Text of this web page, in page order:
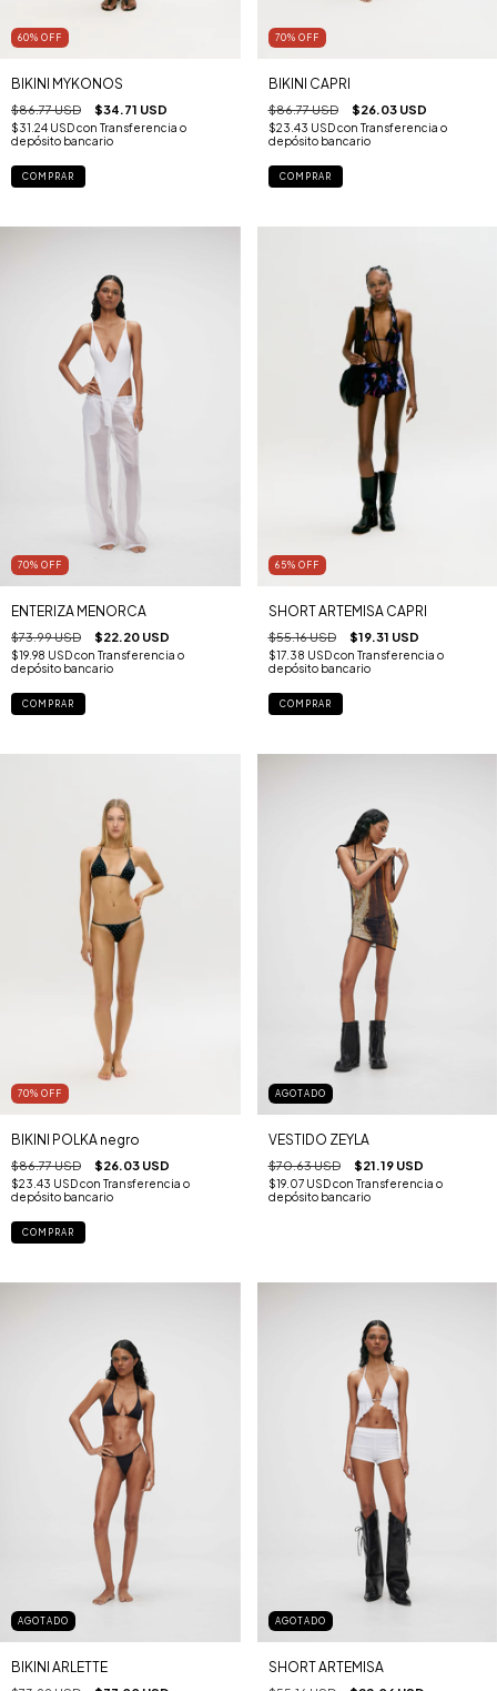
60% OFF
BIKINI MYKONOS
$86.77 USD $34.71 USD
$31.24 USDcon Transferencia o
depósito bancario
COMPRAR
70% OFF
BIKINI CAPRI
$86.77 USD $26.03 USD
$23.43 USDcon Transferencia o
depósito bancario
COMPRAR
70% OFF
ENTERIZA MENORCA
$73.99 USD $22.20 USD
$19.98 USDcon Transferencia o
depósito bancario
COMPRAR
65% OFF
SHORT ARTEMISA CAPRI
$55.16 USD $19.31 USD
$17.38 USDcon Transferencia o
depósito bancario
COMPRAR
70% OFF
BIKINI POLKA negro
$86.77 USD $26.03 USD
$23.43 USDcon Transferencia o
depósito bancario
COMPRAR
AGOTADO
VESTIDO ZEYLA
$70.63 USD $21.19 USD
$19.07 USDcon Transferencia o
depósito bancario
AGOTADO
BIKINI ARLETTE
AGOTADO
SHORT ARTEMISA